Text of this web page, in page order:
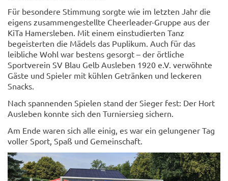
© Clemens Köhler
Für besondere Stimmung sorgte wie im letzten Jahr die
eigens zusammengestellte Cheerleader-Gruppe aus der
KiTa Hamersleben. Mit einem einstudierten Tanz
begeisterten die Mädels das Puplikum. Auch für das
leibliche Wohl war bestens gesorgt – der örtliche
Sportverein SV Blau Gelb Ausleben 1920 e.V. verwöhnte
Gäste und Spieler mit kühlen Getränken und leckeren
Snacks.
Nach spannenden Spielen stand der Sieger fest: Der Hort
Ausleben konnte sich den Turniersieg sichern.
Am Ende waren sich alle einig, es war ein gelungener Tag
voller Sport, Spaß und Gemeinschaft.